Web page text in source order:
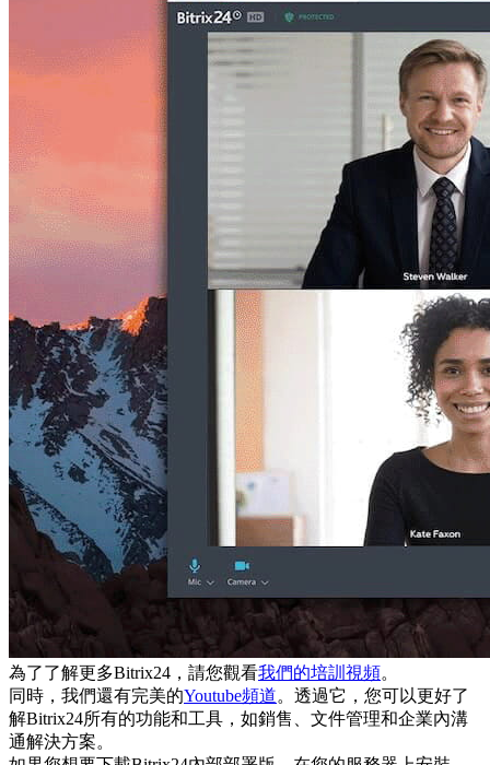
為了了解更多Bitrix24，請您觀看我們的培訓視頻。
同時，我們還有完美的Youtube頻道。透過它，您可以更好了
解Bitrix24所有的功能和工具，如銷售、文件管理和企業內溝
通解決方案。